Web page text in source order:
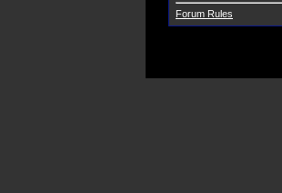
Forum Rules